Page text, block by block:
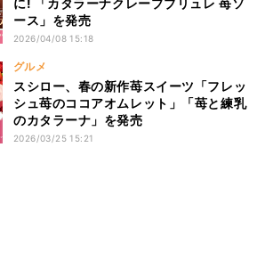
に! 「カタラーナクレープブリュレ 苺ソ
ース」を発売
2026/04/08 15:18
グルメ
スシロー、春の新作苺スイーツ「フレッ
シュ苺のココアオムレット」「苺と練乳
のカタラーナ」を発売
2026/03/25 15:21